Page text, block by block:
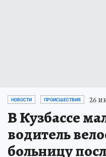
НОВОСТИ ПРОИСШЕСТВИЯ 26
В Кузбассе
водитель
больницу